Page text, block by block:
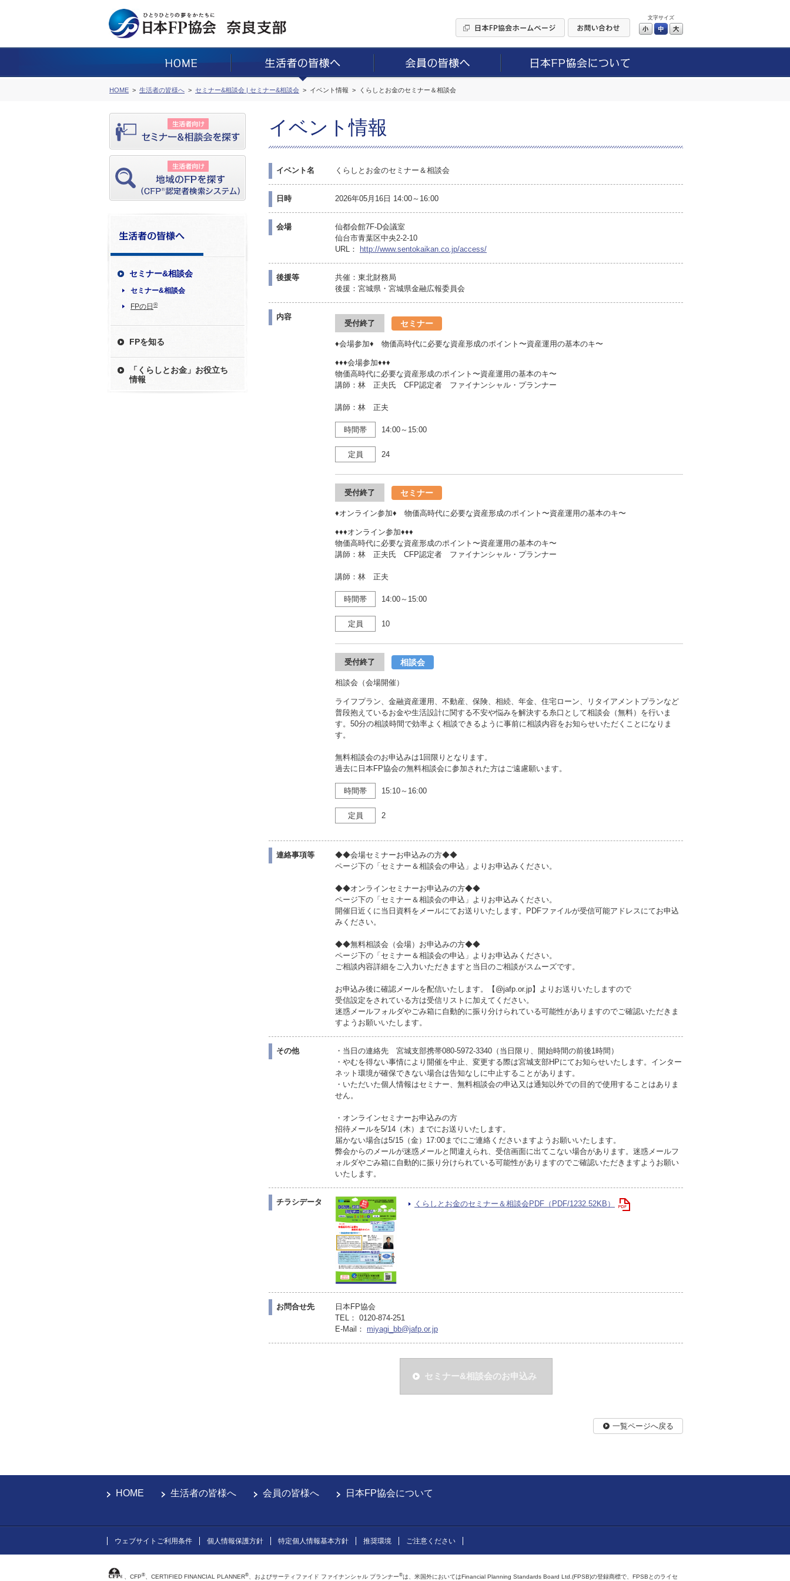
文字サイズ
小 中
HOME 生活者の皆様へ セミナー&相談会 | セミナー&相談会 イベント情報 くらしとお金のセミナー＆相談会
セミナー&相談会
セミナー&相談会
FPの日 ®
FPを知る
「くらしとお金」お役立ち
情報
イベント情報
イベント名 くらしとお金のセミナー＆相談会
日時 2026年05月16日 14:00～16:00
会場
仙都会館7F-D会議室
仙台市青葉区中央2-2-10
URL：
http://www.sentokaikan.co.jp/access/
後援等
共催：東北財務局
後援：宮城県・宮城県金融広報委員会
内容
受付終了 セミナー
♦会場参加♦ 物価高時代に必要な資産形成のポイント〜資産運用の基本のキ〜
♦♦♦会場参加♦♦♦
物価高時代に必要な資産形成のポイント〜資産運用の基本のキ〜
講師：林 正夫氏 CFP認定者 ファイナンシャル・プランナー
講師：林 正夫
時間帯 14:00～15:00
定員 24
受付終了 セミナー
♦オンライン参加♦ 物価高時代に必要な資産形成のポイント〜資産運用の基本のキ〜
♦♦♦オンライン参加♦♦♦
物価高時代に必要な資産形成のポイント〜資産運用の基本のキ〜
講師：林 正夫氏 CFP認定者 ファイナンシャル・プランナー
講師：林 正夫
時間帯 14:00～15:00
定員 10
受付終了 相談会
相談会（会場開催）
ライフプラン、金融資産運用、不動産、保険、相続、年金、住宅ローン、リタイアメントプランなど
普段抱えているお金や生活設計に関する不安や悩みを解決する糸口として相談会（無料）を行いま
す。50分の相談時間で効率よく相談できるように事前に相談内容をお知らせいただくことになりま
す。
無料相談会のお申込みは1回限りとなります。
過去に日本FP協会の無料相談会に参加された方はご遠慮願います。
時間帯 15:10～16:00
定員 2
連絡事項等
◆◆会場セミナーお申込みの方◆◆
ページ下の「セミナー＆相談会の申込」よりお申込みください。
◆◆オンラインセミナーお申込みの方◆◆
ページ下の「セミナー＆相談会の申込」よりお申込みください。
開催日近くに当日資料をメールにてお送りいたします。PDFファイルが受信可能アドレスにてお申込
みください。
◆◆無料相談会（会場）お申込みの方◆◆
ページ下の「セミナー＆相談会の申込」よりお申込みください。
ご相談内容詳細をご入力いただきますと当日のご相談がスムーズです。
お申込み後に確認メールを配信いたします。【@jafp.or.jp】よりお送りいたしますので
受信設定をされている方は受信リストに加えてください。
迷惑メールフォルダやごみ箱に自動的に振り分けられている可能性がありますのでご確認いただきま
すようお願いいたします。
その他
・当日の連絡先 宮城支部携帯080-5972-3340（当日限り、開始時間の前後1時間）
・やむを得ない事情により開催を中止、変更する際は宮城支部HPにてお知らせいたします。インター
ネット環境が確保できない場合は告知なしに中止することがあります。
・いただいた個人情報はセミナー、無料相談会の申込又は通知以外での目的で使用することはありま
せん。
・オンラインセミナーお申込みの方
招待メールを5/14（木）までにお送りいたします。
届かない場合は5/15（金）17:00までにご連絡くださいますようお願いいたします。
弊会からのメールが迷惑メールと間違えられ、受信画面に出てこない場合があります。迷惑メールフ
ォルダやごみ箱に自動的に振り分けられている可能性がありますのでご確認いただきますようお願い
いたします。
チラシデータ くらしとお金のセミナー＆相談会PDF（PDF/1232.52KB）
お問合せ先
日本FP協会
TEL： 0120-874-251
E-Mail： miyagi_bb@jafp.or.jp
セミナー&相談会のお申込み
一覧ページへ戻る
HOME 生活者の皆様へ 会員の皆様へ 日本FP協会について
ウェブサイトご利用条件 個人情報保護方針 特定個人情報基本方針 推奨環境 ご注意ください
、CFP® 、CERTIFIED FINANCIAL PLANNER® 、およびサーティファイド ファイナンシャル プランナー®は、米国外においてはFinancial Planning Standards Board Ltd.(FPSB)の登録商標で、FPSBとのライセ